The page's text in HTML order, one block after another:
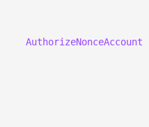
AuthorizeNonceAccount